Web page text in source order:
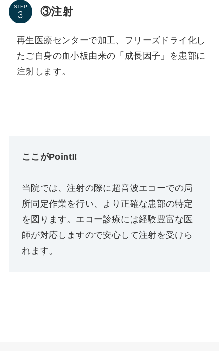
STEP ③注射
再生医療センターで加工、フリーズドライ化し
たご自身の血小板由来の「成長因子」を患部に
注射します。
ここがPoint‼
当院では、注射の際に超音波エコーでの局
所同定作業を行い、より正確な患部の特定
を図ります。エコー診療には経験豊富な医
師が対応しますので安心して注射を受けら
れます。